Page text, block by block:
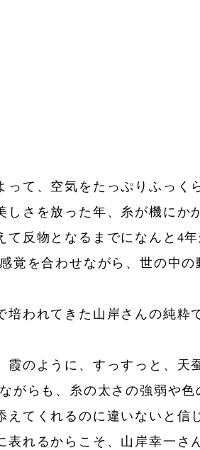
て、空気をたっぷりふっく
さを放った年、糸が機にか
反物となるまでになんと4
を合わせながら、世の中の
われてきた山岸さんの純粋
のように、すっすっと、天
がらも、糸の太さの強弱や色
てくれるのに違いないと信
れるからこそ、山岸幸一さ